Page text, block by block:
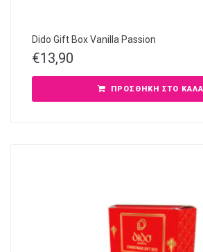
Dido Gift Box Vanilla Passion
€13,90
ΠΡΟΣΘΉΚΗ ΣΤΟ